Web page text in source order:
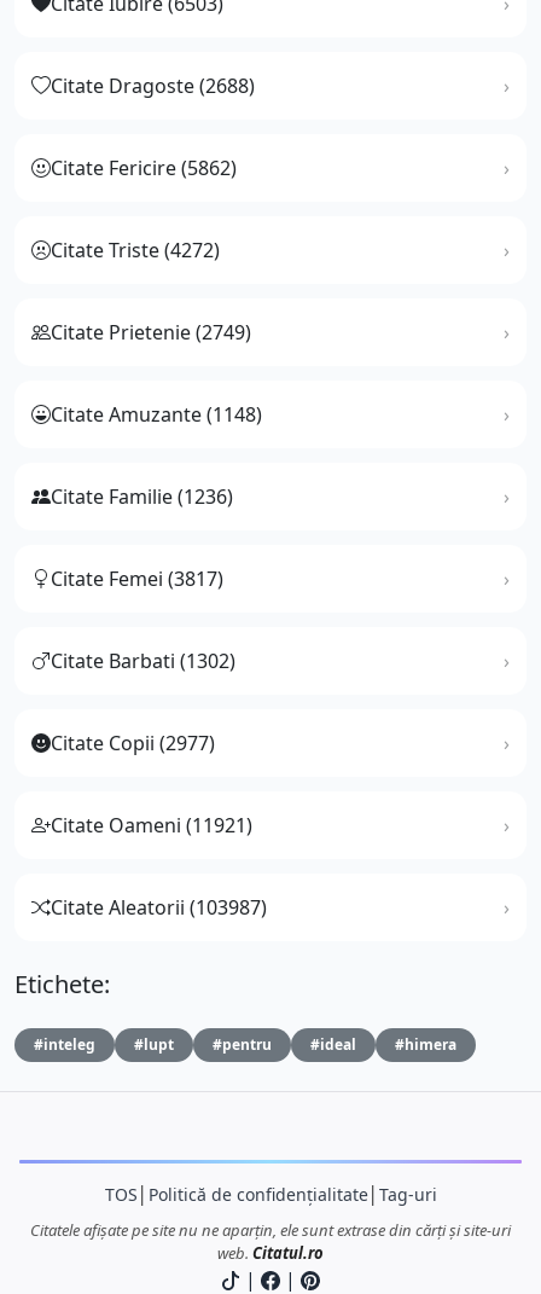
Citate Dragoste (2688)
Citate Fericire (5862)
Citate Triste (4272)
Citate Prietenie (2749)
Citate Amuzante (1148)
Citate Familie (1236)
Citate Femei (3817)
Citate Barbati (1302)
Citate Copii (2977)
Citate Oameni (11921)
Citate Aleatorii (103987)
Etichete:
#inteleg #lupt #pentru #ideal #himera
TOS Politică de confidențialitate│ Tag-uri
Citatele afișate pe site nu ne aparțin, ele sunt extrase din cărți și site-uri
web. Citatul.ro
| |